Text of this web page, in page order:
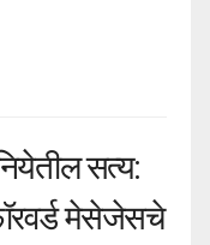
सत्य:
मेसेजेसचे